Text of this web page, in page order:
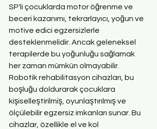
SP'li çocuklarda motor öğrenme ve
beceri kazanımı, tekrarlayıcı, yoğun ve
motive edici egzersizlerle
desteklenmelidir. Ancak geleneksel
terapilerde bu yoğunluğu sağlamak
her zaman mümkün olmayabilir.
Robotik rehabilitasyon cihazları, bu
boşluğu doldurarak çocuklara
kişiselleştirilmiş, oyunlaştırılmış ve
ölçülebilir egzersiz imkanları sunar. Bu
cihazlar, özellikle el ve kol